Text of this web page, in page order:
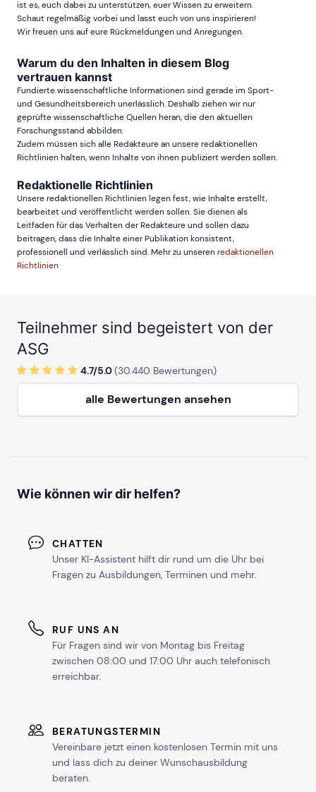
ist es, euch dabei zu unterstützen, euer Wissen zu erweitern.
Schaut regelmäßig vorbei und lasst euch von uns inspirieren!
Wir freuen uns auf eure Rückmeldungen und Anregungen.
Warum du den Inhalten in diesem Blog
vertrauen kannst
Fundierte wissenschaftliche Informationen sind gerade im Sport-
und Gesundheitsbereich unerlässlich. Deshalb ziehen wir nur
geprüfte wissenschaftliche Quellen heran, die den aktuellen
Forschungsstand abbilden.
Zudem müssen sich alle Redakteure an unsere redaktionellen
Richtlinien halten, wenn Inhalte von ihnen publiziert werden sollen.
Redaktionelle Richtlinien
Unsere redaktionellen Richtlinien legen fest, wie Inhalte erstellt,
bearbeitet und veröffentlicht werden sollen. Sie dienen als
Leitfaden für das Verhalten der Redakteure und sollen dazu
beitragen, dass die Inhalte einer Publikation konsistent,
professionell und verlässlich sind. Mehr zu unserenredaktionellen
Richtlinien
Teilnehmer sind begeistert von der
ASG
4.7/5.0(30.440 Bewertungen)
alle Bewertungen ansehen
Wie können wir dir helfen?
CHATTEN
Unser KI-Assistent hilft dir rund um die Uhr bei
Fragen zu Ausbildungen, Terminen und mehr.
RUF UNS AN
Für Fragen sind wir von Montag bis Freitag
zwischen 08:00 und 17:00 Uhr auch telefonisch
erreichbar.
BERATUNGSTERMIN
Vereinbare jetzt einen kostenlosen Termin mit uns
und lass dich zu deiner Wunschausbildung
beraten.